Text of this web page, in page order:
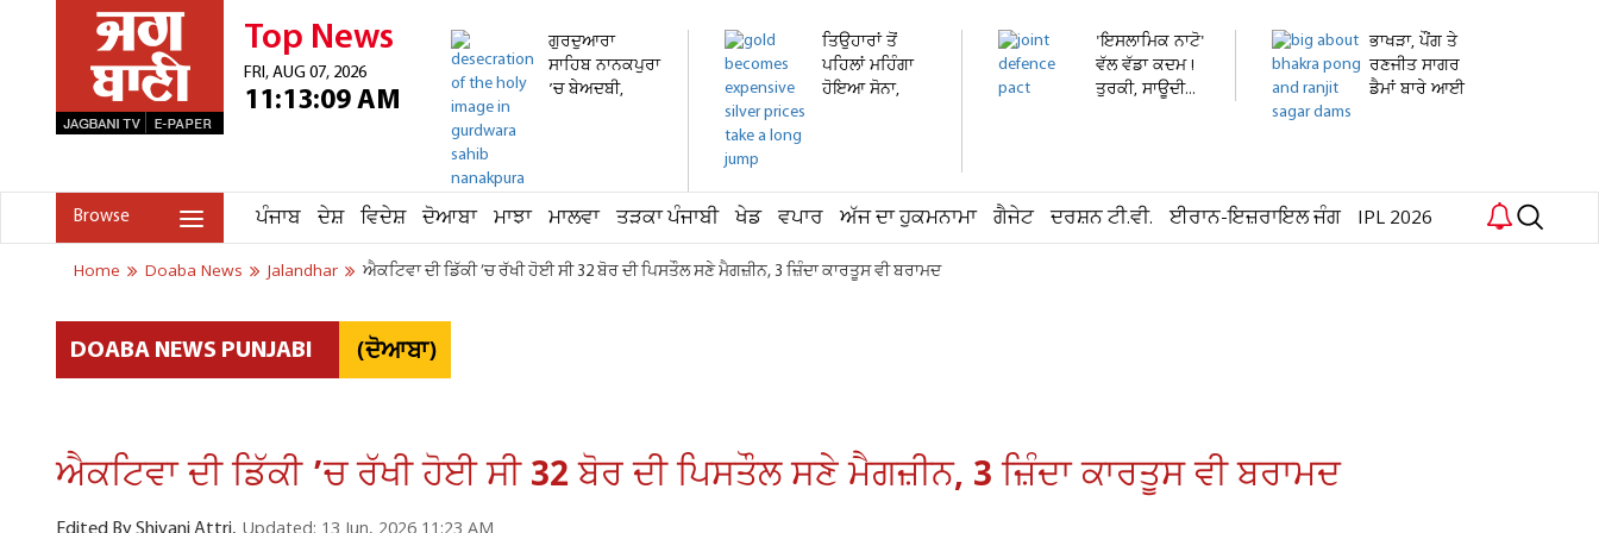
Top News
FRI, AUG 07, 2026
11:13:09 AM
ਗੁਰਦੁਆਰਾ
ਸਾਹਿਬ ਨਾਨਕਪੁਰਾ
’ਚ ਬੇਅਦਬੀ,
ਤਿਉਹਾਰਾਂ ਤੋਂ
ਪਹਿਲਾਂ ਮਹਿੰਗਾ
ਹੋਇਆ ਸੋਨਾ,
'ਇਸਲਾਮਿਕ ਨਾਟੋ'
ਵੱਲ ਵੱਡਾ ਕਦਮ !
ਤੁਰਕੀ, ਸਾਊਦੀ...
ਭਾਖੜਾ, ਪੌਂਗ ਤੇ
ਰਣਜੀਤ ਸਾਗਰ
ਡੈਮਾਂ ਬਾਰੇ ਆਈ
Browse ਪੰਜਾਬ ਦੇਸ਼ ਵਿਦੇਸ਼ ਦੋਆਬਾ ਮਾਝਾ ਮਾਲਵਾ ਤੜਕਾ ਪੰਜਾਬੀ ਖੇਡ ਵਪਾਰ ਅੱਜ ਦਾ ਹੁਕਮਨਾਮਾ ਗੈਜੇਟ ਦਰਸ਼ਨ ਟੀ.ਵੀ. ਈਰਾਨ-ਇਜ਼ਰਾਇਲ ਜੰਗ IPL 2026
Home Doaba News Jalandhar ਐਕਟਿਵਾ ਦੀ ਡਿੱਕੀ ’ਚ ਰੱਖੀ ਹੋਈ ਸੀ 32 ਬੋਰ ਦੀ ਪਿਸਤੌਲ ਸਣੇ ਮੈਗਜ਼ੀਨ, 3 ਜ਼ਿੰਦਾ ਕਾਰਤੂਸ ਵੀ ਬਰਾਮਦ
DOABA NEWS PUNJABI (ਦੋਆਬਾ)
ਐਕਟਿਵਾ ਦੀ ਡਿੱਕੀ ’ਚ ਰੱਖੀ ਹੋਈ ਸੀ 32 ਬੋਰ ਦੀ ਪਿਸਤੌਲ ਸਣੇ ਮੈਗਜ਼ੀਨ, 3 ਜ਼ਿੰਦਾ ਕਾਰਤੂਸ ਵੀ ਬਰਾਮਦ